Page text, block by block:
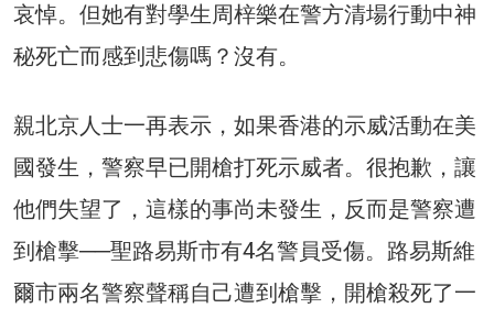
哀悼。但她有對學生周梓樂在警方清場行動中神
秘死亡而感到悲傷嗎？沒有。
親北京人士一再表示，如果香港的示威活動在美
國發生，警察早已開槍打死示威者。很抱歉，讓
他們失望了，這樣的事尚未發生，反而是警察遭
到槍擊──聖路易斯市有4名警員受傷。路易斯維
爾市兩名警察聲稱自己遭到槍擊，開槍殺死了一